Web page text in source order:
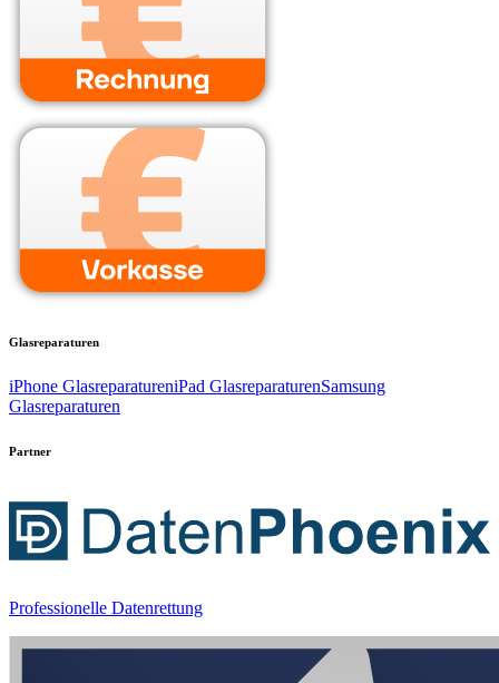
Glasreparaturen
iPhone GlasreparatureniPad GlasreparaturenSamsung
Glasreparaturen
Partner
Professionelle Datenrettung